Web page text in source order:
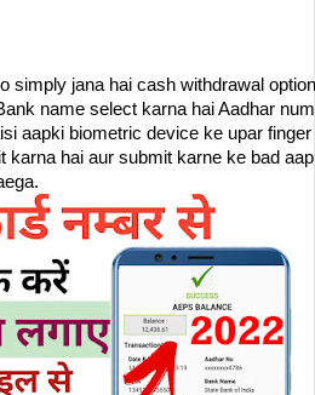
simply jana hai cash withdrawal
name select karna hai Aadhar
aapki biometric device ke upar
karna hai aur submit karne ke bad